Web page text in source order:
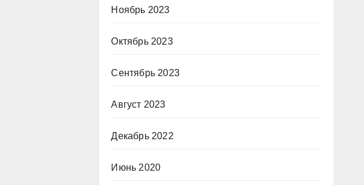
Ноябрь 2023
Октябрь 2023
Сентябрь 2023
Август 2023
Декабрь 2022
Июнь 2020